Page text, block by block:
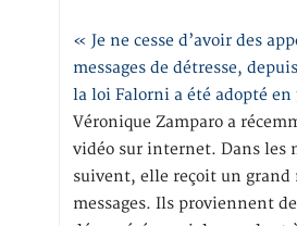
« Je ne cesse d’avoir des
messages de détresse,
la loi Falorni a été adopté
Véronique Zamparo a
vidéo sur internet. Dans les
suivent, elle reçoit un grand
messages. Ils proviennent